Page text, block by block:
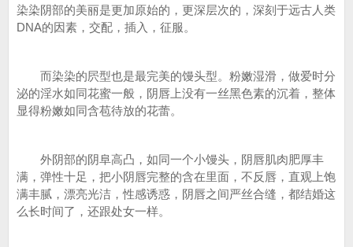
染染阴部的美丽是更加原始的，更深层次的，深刻于远古人类
DNA的因素，交配，插入，征服。
而染染的屄型也是最完美的馒头型。粉嫩湿滑，做爱时分
泌的淫水如同花蜜一般，阴唇上没有一丝黑色素的沉着，整体
显得粉嫩如同含苞待放的花蕾。
外阴部的阴阜高凸，如同一个小馒头，阴唇肌肉肥厚丰
满，弹性十足，把小阴唇完整的含在里面，不反唇，直观上饱
满丰腻，漂亮光洁，性感诱惑，阴唇之间严丝合缝，都结婚这
么长时间了，还跟处女一样。